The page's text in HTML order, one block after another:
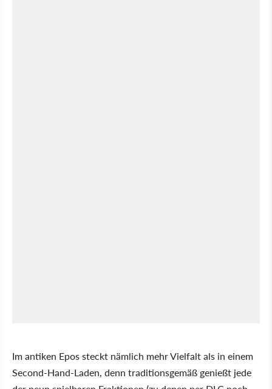
Im antiken Epos steckt nämlich mehr Vielfalt als in einem
Second-Hand-Laden, denn traditionsgemäß genießt jede